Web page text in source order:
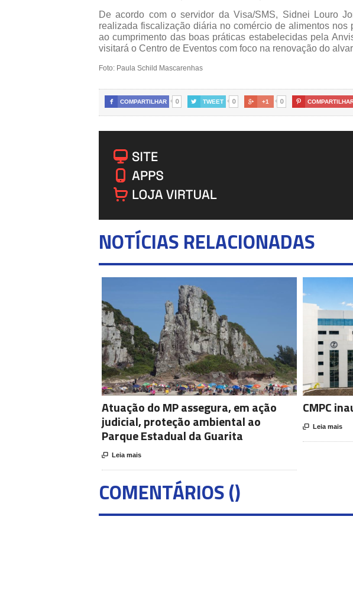
De acordo com o servidor da Visa/SMS, Sidnei Louro
realizada fiscalização diária no comércio de alimentos nos
ao cumprimento das boas práticas estabelecidas pela
visitará o Centro de Eventos com foco na renovação do
Foto: Paula Schild Mascarenhas
 COMPARTILHAR 0  TWEET 0  +1 0 
NOTÍCIAS RELACIONADAS
Atuação do MP assegura, em ação
judicial, proteção ambiental ao
Parque Estadual da Guarita
 Leia mais
CMPC
 Leia mais
COMENTÁRIOS ()